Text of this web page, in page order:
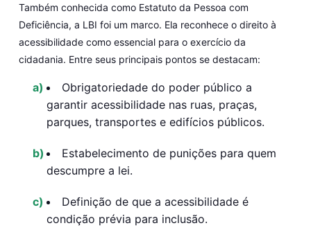
Também conhecida como Estatuto da Pessoa com
Deficiência, a LBI foi um marco. Ela reconhece o direito à
acessibilidade como essencial para o exercício da
cidadania. Entre seus principais pontos se destacam:
Obrigatoriedade do poder público a
garantir acessibilidade nas ruas, praças,
parques, transportes e edifícios públicos.
Estabelecimento de punições para quem
descumpre a lei.
Definição de que a acessibilidade é
condição prévia para inclusão.